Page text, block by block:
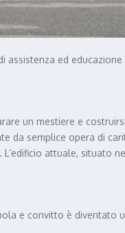
assistenza ed
un mestiere e
da semplice opera di
attuale, situato
e convitto è diventato